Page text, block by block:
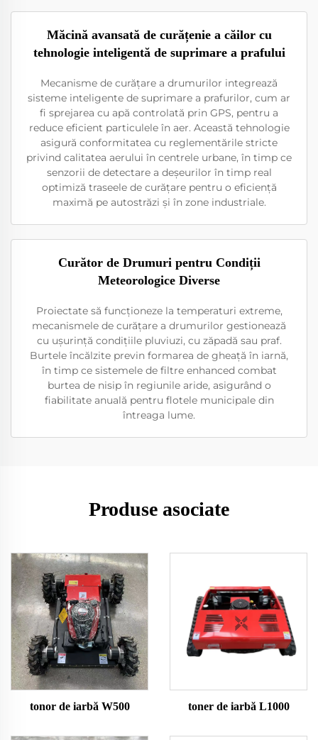
Măcină avansată de curățenie a căilor cu
tehnologie inteligentă de suprimare a prafului
Mecanisme de curățare a drumurilor integrează
sisteme inteligente de suprimare a prafurilor, cum ar
fi sprejarea cu apă controlată prin GPS, pentru a
reduce eficient particulele în aer. Această tehnologie
asigură conformitatea cu reglementările stricte
privind calitatea aerului în centrele urbane, în timp ce
senzorii de detectare a deșeurilor în timp real
optimiză traseele de curățare pentru o eficiență
maximă pe autostrăzi și în zone industriale.
Curător de Drumuri pentru Condiții
Meteorologice Diverse
Proiectate să funcționeze la temperaturi extreme,
mecanismele de curățare a drumurilor gestionează
cu ușurință condițiile pluviuzi, cu zăpadă sau praf.
Burtele încălzite previn formarea de gheață în iarnă,
în timp ce sistemele de filtre enhanced combat
burtea de nisip în regiunile aride, asigurând o
fiabilitate anuală pentru flotele municipale din
întreaga lume.
Produse asociate
tonor de iarbă W500 toner de iarbă L1000